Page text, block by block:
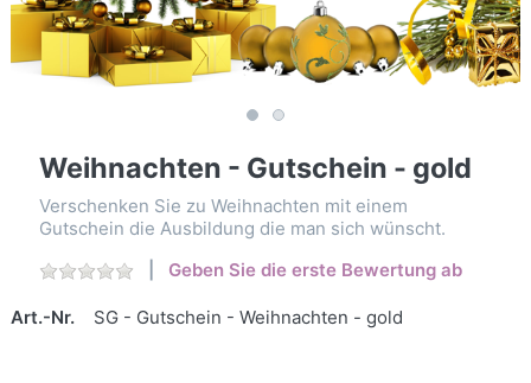
Weihnachten - Gutschein - gold
Verschenken Sie zu Weihnachten mit einem
Gutschein die Ausbildung die man sich wünscht.
Geben Sie die erste Bewertung ab
Art.-Nr. SG - Gutschein - Weihnachten - gold